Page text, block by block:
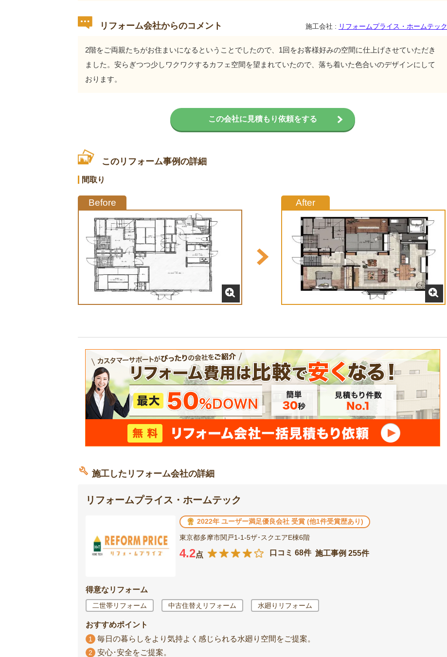
リフォーム会社からのコメント 施工会社 : リフォームプライス・ホームテック
2階をご両親たちがお住まいになるということでしたので、1回をお客様好みの空間に仕上げさせていただき
ました。安らぎつつ少しワクワクするカフェ空間を望まれていたので、落ち着いた色合いのデザインにして
おります。
この会社に見積もり依頼をする
このリフォーム事例の詳細
間取り
施工したリフォーム会社の詳細
リフォームプライス・ホームテック
2022年 ユーザー満足優良会社 受賞 (他1件受賞歴あり)
東京都多摩市関戸1-1-5ザ･スクエアE棟6階
4.2点 口コミ 68件 施工事例 255件
得意なリフォーム
二世帯リフォーム 中古住替えリフォーム 水廻りリフォーム
おすすめポイント
1 毎日の暮らしをより気持よく感じられる水廻り空間をご提案。
2 安心･安全をご提案。